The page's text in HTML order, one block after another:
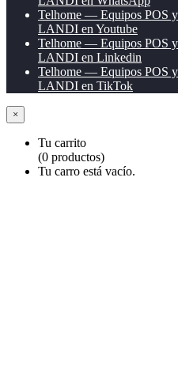
Telhome — Equipos POS
LANDI en Youtube
Telhome — Equipos POS
LANDI en Linkedin
Telhome — Equipos POS
LANDI en TikTok
×
Tu carrito
(0 productos)
Tu carro está vacío.